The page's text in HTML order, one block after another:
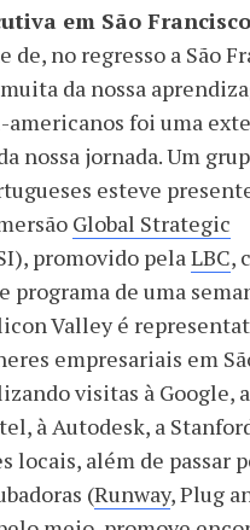
em São Francisco
de, no regresso a São
da nossa
americanos foi uma
nossa jornada. Um
esteve
Global Strategic
promovido pelaLBC,
programa de uma
Valley é
empresariais em
visitas à Google,
à Autodesk, a
locais, além de passar
(Runway, Plug